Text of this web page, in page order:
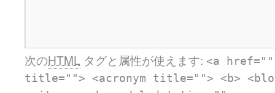
次のHTML タグと属性が使えます: <a
title=""> <acronym title=""> <b>